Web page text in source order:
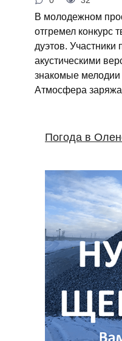
В молодежном
отгремел конкурс
дуэтов. Участники
акустическими
знакомые мелодии
Атмосфера
Погода в